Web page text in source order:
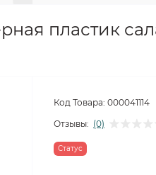
пластик
Код Товара: 000041114
Отзывы: (0)
Статус